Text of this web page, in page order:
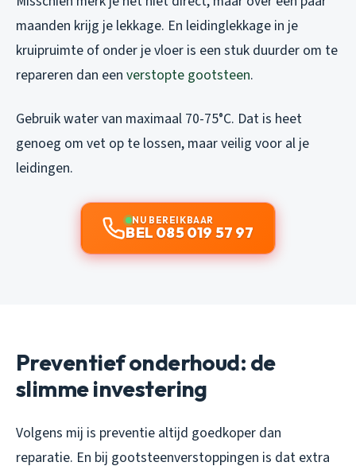
maanden krijg je lekkage. En leidinglekkage in je
kruipruimte of onder je vloer is een stuk duurder om te
repareren dan een verstopte gootsteen.
Gebruik water van maximaal 70-75°C. Dat is heet
genoeg om vet op te lossen, maar veilig voor al je
leidingen.
NU BEREIKBAAR
BEL 085 019 57 97
Preventief onderhoud: de
slimme investering
Volgens mij is preventie altijd goedkoper dan
reparatie. En bij gootsteenverstoppingen is dat extra